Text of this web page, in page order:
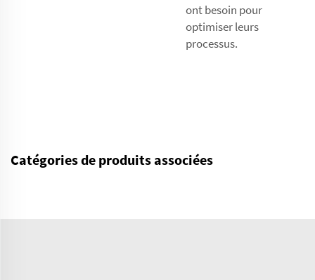
ont besoin pour
optimiser leurs
processus.
Catégories de produits associées